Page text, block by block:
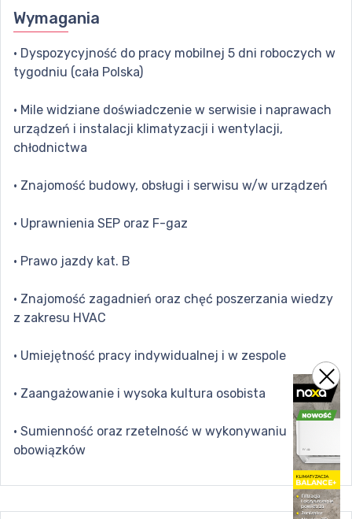
Wymagania
· Dyspozycyjność do pracy mobilnej 5 dni roboczych w
tygodniu (cała Polska)
· Mile widziane doświadczenie w serwisie i naprawach
urządzeń i instalacji klimatyzacji i wentylacji,
chłodnictwa
· Znajomość budowy, obsługi i serwisu w/w urządzeń
· Uprawnienia SEP oraz F-gaz
· Prawo jazdy kat. B
· Znajomość zagadnień oraz chęć poszerzania wiedzy
z zakresu HVAC
· Umiejętność pracy indywidualnej i w zespole
· Zaangażowanie i wysoka kultura osobista
· Sumienność oraz rzetelność w wykonywaniu
obowiązków